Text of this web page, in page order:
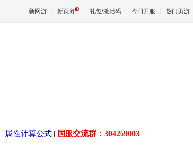
新网游 新页游 礼包/激活码 今日开服 热门页游
| 属性计算公式 | 国服交流群：304269003